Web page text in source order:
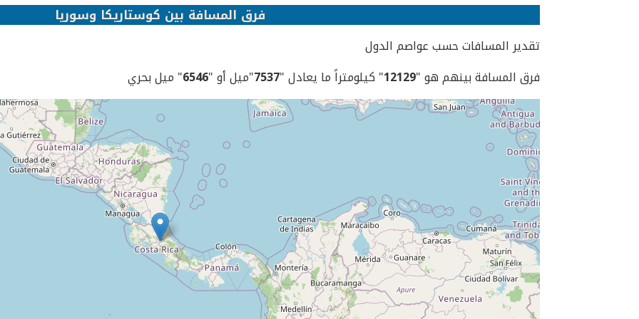
فرق المسافة بين كوستاريكا وسوريا
تقدير المسافات حسب عواصم الدول
فرق المسافة بينهم هو "12129" كيلومتراً ما يعادل "7537"ميل أو "6546" ميل بحري